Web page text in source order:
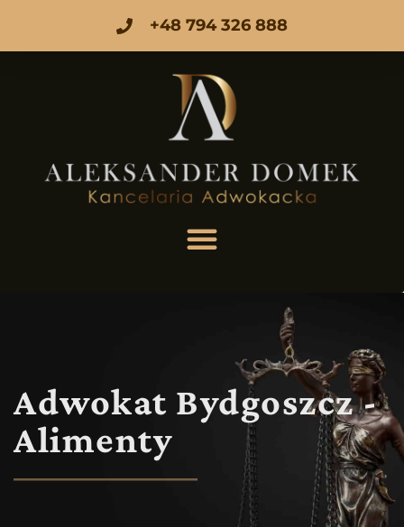
+48 794 326 888
Adwokat Bydgoszcz -
Alimenty